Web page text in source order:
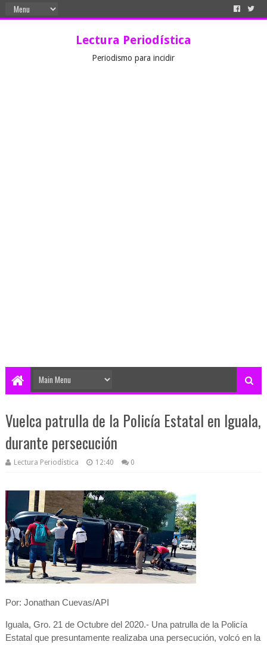
Lectura Periodística
Periodismo para incidir
Vuelca patrulla de la Policía Estatal en Iguala,
durante persecución
Lectura Periodística 12:40 0
Por: Jonathan Cuevas/API
Iguala, Gro. 21 de Octubre del 2020.- Una patrulla de la Policía
Estatal que presuntamente realizaba una persecución, volcó en la